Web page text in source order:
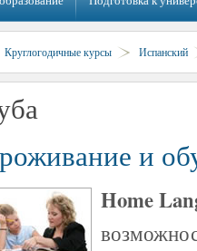
Круглогодичные курсы Испанский
и
Home